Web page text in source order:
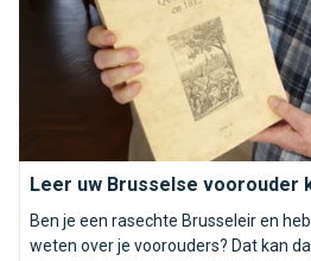
Leer uw Brusselse voorouder
Ben je een rasechte Brusseleir en
weten over je voorouders? Dat kan